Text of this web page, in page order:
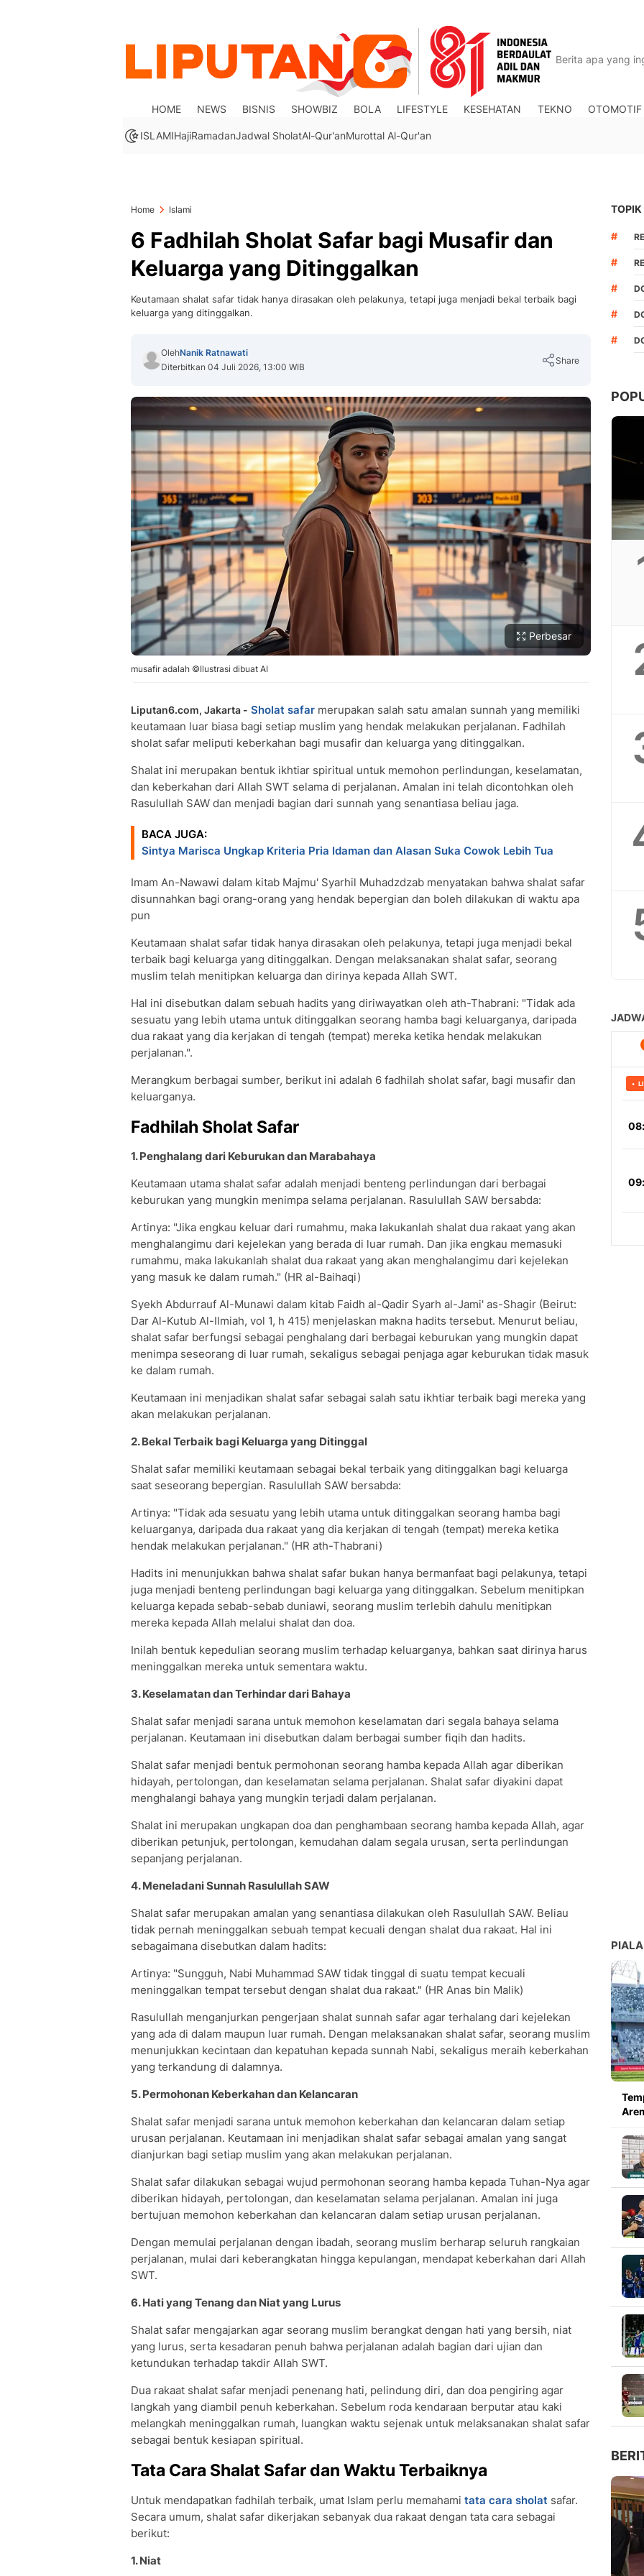
HOME NEWS BISNIS SHOWBIZ BOLA LIFESTYLE KESEHATAN TEKNO OTOMOTIF
ISLAMIHajiRamadanJadwal SholatAl-Qur'anMurottal Al-Qur'an
Home Islami
6 Fadhilah Sholat Safar bagi Musafir dan
Keluarga yang Ditinggalkan
Keutamaan shalat safar tidak hanya dirasakan oleh pelakunya, tetapi juga menjadi bekal terbaik bagi
keluarga yang ditinggalkan.
OlehNanik Ratnawati
Diterbitkan 04 Juli 2026, 13:00 WIB
Share
Copy Link
Perbesar
musafir adalah ©Ilustrasi dibuat AI
Liputan6.com, Jakarta - Sholat safar merupakan salah satu amalan sunnah yang memiliki
keutamaan luar biasa bagi setiap muslim yang hendak melakukan perjalanan. Fadhilah
sholat safar meliputi keberkahan bagi musafir dan keluarga yang ditinggalkan.
Shalat ini merupakan bentuk ikhtiar spiritual untuk memohon perlindungan, keselamatan,
dan keberkahan dari Allah SWT selama di perjalanan. Amalan ini telah dicontohkan oleh
Rasulullah SAW dan menjadi bagian dari sunnah yang senantiasa beliau jaga.
BACA JUGA:
Sintya Marisca Ungkap Kriteria Pria Idaman dan Alasan Suka Cowok Lebih Tua
Imam An-Nawawi dalam kitab Majmu' Syarhil Muhadzdzab menyatakan bahwa shalat safar
disunnahkan bagi orang-orang yang hendak bepergian dan boleh dilakukan di waktu apa
pun
Keutamaan shalat safar tidak hanya dirasakan oleh pelakunya, tetapi juga menjadi bekal
terbaik bagi keluarga yang ditinggalkan. Dengan melaksanakan shalat safar, seorang
muslim telah menitipkan keluarga dan dirinya kepada Allah SWT.
Hal ini disebutkan dalam sebuah hadits yang diriwayatkan oleh ath-Thabrani: "Tidak ada
sesuatu yang lebih utama untuk ditinggalkan seorang hamba bagi keluarganya, daripada
dua rakaat yang dia kerjakan di tengah (tempat) mereka ketika hendak melakukan
perjalanan.".
Merangkum berbagai sumber, berikut ini adalah 6 fadhilah sholat safar, bagi musafir dan
keluarganya.
Fadhilah Sholat Safar
1. Penghalang dari Keburukan dan Marabahaya
Keutamaan utama shalat safar adalah menjadi benteng perlindungan dari berbagai
keburukan yang mungkin menimpa selama perjalanan. Rasulullah SAW bersabda:
Artinya: "Jika engkau keluar dari rumahmu, maka lakukanlah shalat dua rakaat yang akan
menghalangimu dari kejelekan yang berada di luar rumah. Dan jika engkau memasuki
rumahmu, maka lakukanlah shalat dua rakaat yang akan menghalangimu dari kejelekan
yang masuk ke dalam rumah." (HR al-Baihaqi)
Syekh Abdurrauf Al-Munawi dalam kitab Faidh al-Qadir Syarh al-Jami' as-Shagir (Beirut:
Dar Al-Kutub Al-Ilmiah, vol 1, h 415) menjelaskan makna hadits tersebut. Menurut beliau,
shalat safar berfungsi sebagai penghalang dari berbagai keburukan yang mungkin dapat
menimpa seseorang di luar rumah, sekaligus sebagai penjaga agar keburukan tidak masuk
ke dalam rumah.
Keutamaan ini menjadikan shalat safar sebagai salah satu ikhtiar terbaik bagi mereka yang
akan melakukan perjalanan.
2. Bekal Terbaik bagi Keluarga yang Ditinggal
Shalat safar memiliki keutamaan sebagai bekal terbaik yang ditinggalkan bagi keluarga
saat seseorang bepergian. Rasulullah SAW bersabda:
Artinya: "Tidak ada sesuatu yang lebih utama untuk ditinggalkan seorang hamba bagi
keluarganya, daripada dua rakaat yang dia kerjakan di tengah (tempat) mereka ketika
hendak melakukan perjalanan." (HR ath-Thabrani)
Hadits ini menunjukkan bahwa shalat safar bukan hanya bermanfaat bagi pelakunya, tetapi
juga menjadi benteng perlindungan bagi keluarga yang ditinggalkan. Sebelum menitipkan
keluarga kepada sebab-sebab duniawi, seorang muslim terlebih dahulu menitipkan
mereka kepada Allah melalui shalat dan doa.
Inilah bentuk kepedulian seorang muslim terhadap keluarganya, bahkan saat dirinya harus
meninggalkan mereka untuk sementara waktu.
3. Keselamatan dan Terhindar dari Bahaya
Shalat safar menjadi sarana untuk memohon keselamatan dari segala bahaya selama
perjalanan. Keutamaan ini disebutkan dalam berbagai sumber fiqih dan hadits.
Shalat safar menjadi bentuk permohonan seorang hamba kepada Allah agar diberikan
hidayah, pertolongan, dan keselamatan selama perjalanan. Shalat safar diyakini dapat
menghalangi bahaya yang mungkin terjadi dalam perjalanan.
Shalat ini merupakan ungkapan doa dan penghambaan seorang hamba kepada Allah, agar
diberikan petunjuk, pertolongan, kemudahan dalam segala urusan, serta perlindungan
sepanjang perjalanan.
4. Meneladani Sunnah Rasulullah SAW
Shalat safar merupakan amalan yang senantiasa dilakukan oleh Rasulullah SAW. Beliau
tidak pernah meninggalkan sebuah tempat kecuali dengan shalat dua rakaat. Hal ini
sebagaimana disebutkan dalam hadits:
Artinya: "Sungguh, Nabi Muhammad SAW tidak tinggal di suatu tempat kecuali
meninggalkan tempat tersebut dengan shalat dua rakaat." (HR Anas bin Malik)
Rasulullah menganjurkan pengerjaan shalat sunnah safar agar terhalang dari kejelekan
yang ada di dalam maupun luar rumah. Dengan melaksanakan shalat safar, seorang muslim
menunjukkan kecintaan dan kepatuhan kepada sunnah Nabi, sekaligus meraih keberkahan
yang terkandung di dalamnya.
5. Permohonan Keberkahan dan Kelancaran
Shalat safar menjadi sarana untuk memohon keberkahan dan kelancaran dalam setiap
urusan perjalanan. Keutamaan ini menjadikan shalat safar sebagai amalan yang sangat
dianjurkan bagi setiap muslim yang akan melakukan perjalanan.
Shalat safar dilakukan sebagai wujud permohonan seorang hamba kepada Tuhan-Nya agar
diberikan hidayah, pertolongan, dan keselamatan selama perjalanan. Amalan ini juga
bertujuan memohon keberkahan dan kelancaran dalam setiap urusan perjalanan.
Dengan memulai perjalanan dengan ibadah, seorang muslim berharap seluruh rangkaian
perjalanan, mulai dari keberangkatan hingga kepulangan, mendapat keberkahan dari Allah
SWT.
6. Hati yang Tenang dan Niat yang Lurus
Shalat safar mengajarkan agar seorang muslim berangkat dengan hati yang bersih, niat
yang lurus, serta kesadaran penuh bahwa perjalanan adalah bagian dari ujian dan
ketundukan terhadap takdir Allah SWT.
Dua rakaat shalat safar menjadi penenang hati, pelindung diri, dan doa pengiring agar
langkah yang diambil penuh keberkahan. Sebelum roda kendaraan berputar atau kaki
melangkah meninggalkan rumah, luangkan waktu sejenak untuk melaksanakan shalat safar
sebagai bentuk kesiapan spiritual.
Tata Cara Shalat Safar dan Waktu Terbaiknya
Untuk mendapatkan fadhilah terbaik, umat Islam perlu memahami tata cara sholat safar.
Secara umum, shalat safar dikerjakan sebanyak dua rakaat dengan tata cara sebagai
berikut:
1. Niat
TOPIK
#
#
#
#
#